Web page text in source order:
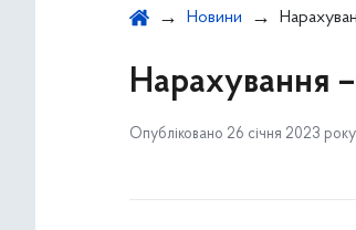
Новини Нарахування
Нарахування
Опубліковано 26 січня 2023